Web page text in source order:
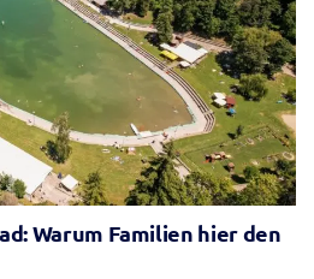
Warum Familien hier den